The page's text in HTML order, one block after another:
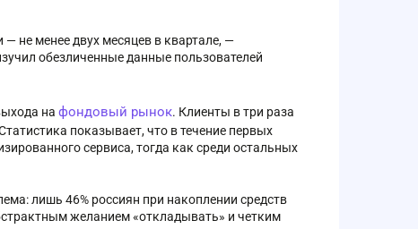
не менее двух месяцев в квартале, —
обезличенные данные пользователей
на фондовый рынок. Клиенты в три раза
показывает, что в течение первых
сервиса, тогда как среди остальных
лишь 46% россиян при накоплении средств
желанием «откладывать» и четким